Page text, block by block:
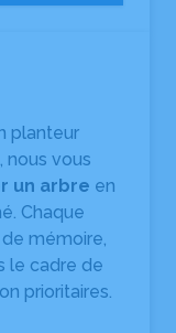
planteur
nous vous
un arbre en
Chaque
mémoire,
le cadre de
prioritaires.